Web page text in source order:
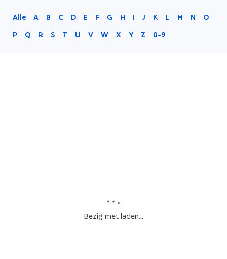
Alle A B C D E F G H I J K L M N
O
P
Q R S T U V W X Y Z 0-9
Bezig met laden...